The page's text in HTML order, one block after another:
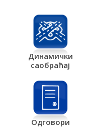
Динамички
саобраћај
Одговори